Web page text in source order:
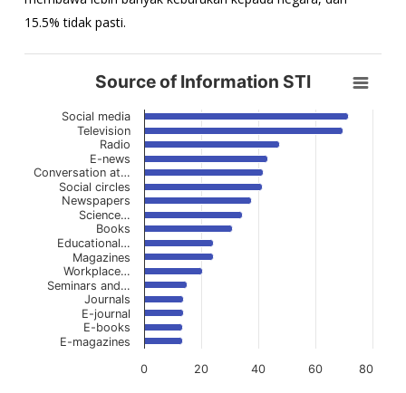
15.5% tidak pasti.
Source of Information STI
View as data table, Source of Information STI
Carta mempunyai 1 paksi X yang memaparkan kategori.
The chart has 1 Y axis displaying values. Data ranges from 13.5
Source of Information STI
0 20 40 60 80
Social media
Television
Radio
E-news
Conversation at…
Social circles
Newspapers
Science…
Books
Educational…
Magazines
Workplace…
Seminars and…
Journals
E-journal
E-books
E-magazines